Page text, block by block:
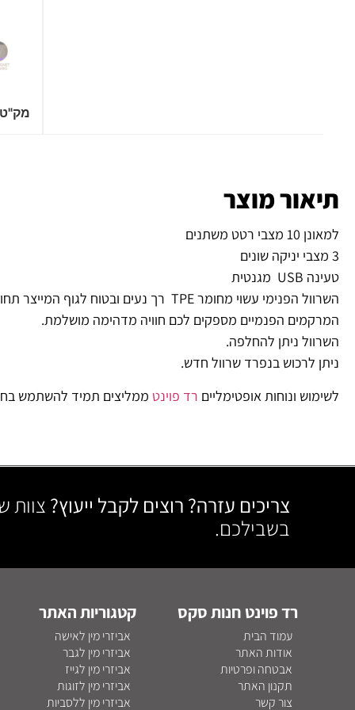
מק"ט
תיאור מוצר
למאונן 10 מצבי רטט משתנים
3 מצבי יניקה שונים
טעינה USB מגנטית
השרוול הפנימי עשוי מחומר TPE רך נעים ובטוח לגוף המייצר תחושה מציאותית,
המרקמים הפנמיים מספקים לכם חוויה מדהימה מושלמת.
השרוול ניתן להחלפה.
ניתן לרכוש בנפרד שרוול חדש.
לשימוש ונוחות אופטימליים רד פוינט ממליצים תמיד להשתמש
צריכים עזרה? רוצים לקבל ייעוץ? צוות
בשבילכם.
רד פוינט חנות סקס
עמוד הבית
אודות האתר
אבטחה ופרטיות
תקנון האתר
צור קשר
קטגוריות האתר
אביזרי מין לאישה
אביזרי מין לגבר
אביזרי מין לגייז
אביזרי מין לזוגות
אביזרי מין ללסביות